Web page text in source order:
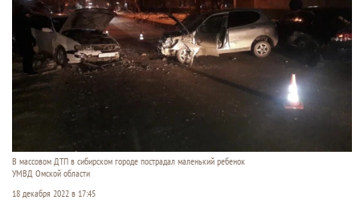
В массовом ДТП в сибирском городе пострадал маленький ребенок
УМВД Омской области
18 декабря 2022 в 17:45